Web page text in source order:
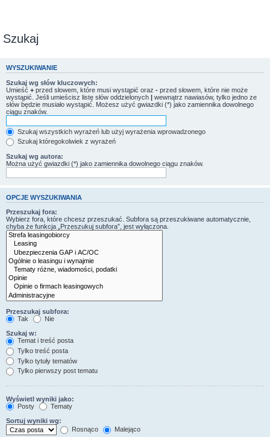
Szukaj
WYSZUKIWANIE
Szukaj wg słów kluczowych:
Umieść + przed słowem, które musi wystąpić oraz - przed słowem, które nie może
wystąpić. Jeśli umieścisz listę słów oddzielonych | wewnątrz nawiasów, tylko jedno ze
słów będzie musiało wystąpić. Możesz użyć gwiazdki (*) jako zamiennika dowolnego
ciągu znaków.
Szukaj wszystkich wyrażeń lub użyj wyrażenia wprowadzonego
Szukaj któregokolwiek z wyrażeń
Szukaj wg autora:
Można użyć gwiazdki (*) jako zamiennika dowolnego ciągu znaków.
OPCJE WYSZUKIWANIA
Przeszukaj fora:
Wybierz fora, które chcesz przeszukać. Subfora są przeszukiwane automatycznie,
chyba że funkcja „Przeszukuj subfora”, jest wyłączona.
Przeszukaj subfora:
Tak
Nie
Szukaj w:
Temat i treść posta
Tylko treść posta
Tylko tytuły tematów
Tylko pierwszy post tematu
Wyświetl wyniki jako:
Posty
Tematy
Sortuj wyniki wg:
Rosnąco
Malejąco